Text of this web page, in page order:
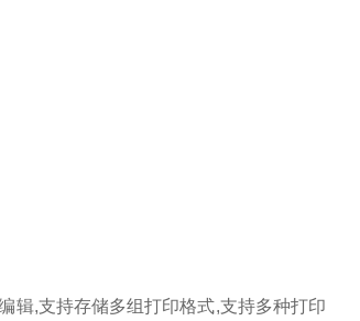
辑,支持存储多组打印格式,支持多种打印